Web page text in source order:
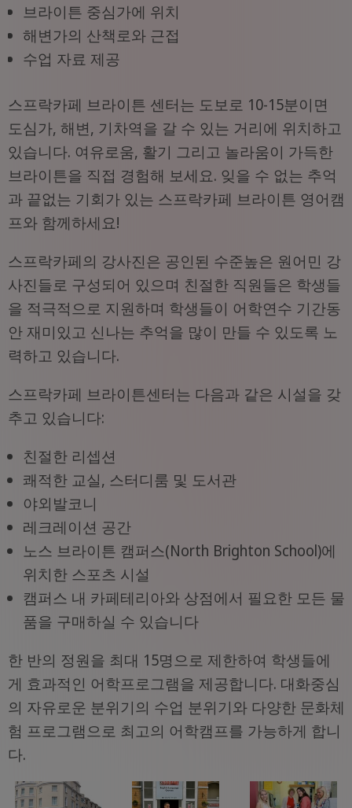
브라이튼 중심가에 위치
해변가의 산책로와 근접
수업 자료 제공
스프락카페 브라이튼 센터는 도보로 10-15분이면
도심가, 해변, 기차역을 갈 수 있는 거리에 위치하고
있습니다. 여유로움, 활기 그리고 놀라움이 가득한
브라이튼을 직접 경험해 보세요. 잊을 수 없는 추억
과 끝없는 기회가 있는 스프락카페 브라이튼 영어캠
프와 함께하세요!
스프락카페의 강사진은 공인된 수준높은 원어민 강
사진들로 구성되어 있으며 친절한 직원들은 학생들
을 적극적으로 지원하며 학생들이 어학연수 기간동
안 재미있고 신나는 추억을 많이 만들 수 있도록 노
력하고 있습니다.
스프락카페 브라이튼센터는 다음과 같은 시설을 갖
추고 있습니다:
친절한 리셉션
쾌적한 교실, 스터디룸 및 도서관
야외발코니
레크레이션 공간
노스 브라이튼 캠퍼스(North Brighton School)에
위치한 스포츠 시설
캠퍼스 내 카페테리아와 상점에서 필요한 모든 물
품을 구매하실 수 있습니다
한 반의 정원을 최대 15명으로 제한하여 학생들에
게 효과적인 어학프로그램을 제공합니다. 대화중심
의 자유로운 분위기의 수업 분위기와 다양한 문화체
험 프로그램으로 최고의 어학캠프를 가능하게 합니
다.